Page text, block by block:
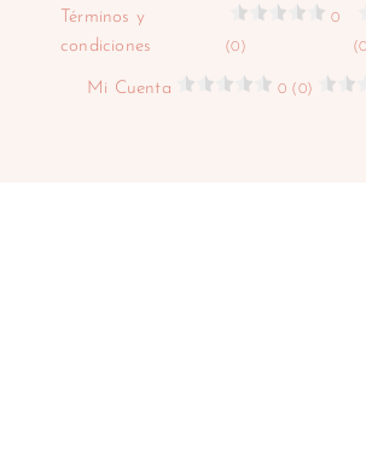
Términos y
condiciones
0
(0)
Mi Cuenta 0 (0)